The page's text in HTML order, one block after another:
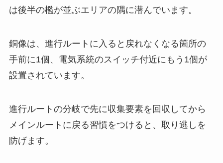
は後半の檻が並ぶエリアの隅に潜んでいます。
銅像は、進行ルートに入ると戻れなくなる箇所の
手前に1個、電気系統のスイッチ付近にもう1個が
設置されています。
進行ルートの分岐で先に収集要素を回収してから
メインルートに戻る習慣をつけると、取り逃しを
防げます。